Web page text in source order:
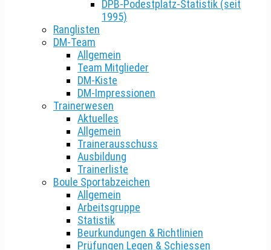
DPB-Podestplatz-Statistik (seit
1995)
Ranglisten
DM-Team
Allgemein
Team Mitglieder
DM-Kiste
DM-Impressionen
Trainerwesen
Aktuelles
Allgemein
Trainerausschuss
Ausbildung
Trainerliste
Boule Sportabzeichen
Allgemein
Arbeitsgruppe
Statistik
Beurkundungen & Richtlinien
Prüfungen Legen & Schiessen